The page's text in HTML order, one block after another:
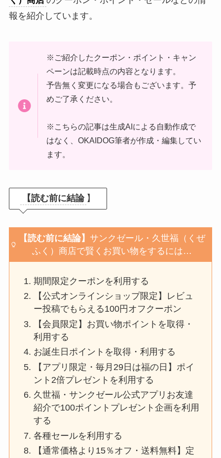
報を紹介しています。
※ご紹介したクーポン・ポイント・キャン
ペーンは記載時点の内容となります。
予告無く変更になる場合もございます。予
めご了承ください。
※こちらの記事は生成AIによる自動作成で
はなく、OKAIDOG筆者が作成・編集してい
ます。
【読む前に結論 】
【読む前に結論】サンクゼール・久世福（くぜ
ふく）商店で賢くお買い物をするには…
期間限定クーポンを利用する
【公式オンラインショップ限定】レビュ
ー投稿でもらえる100円オフクーポン
【会員限定】お買い物ポイントを取得・
利用する
お誕生日ポイントを取得・利用する
【アプリ限定・毎月29日は福の日】ポイ
ント2倍プレゼントを利用する
久世福・サンクゼール公式アプリお友達
紹介で100ポイントプレゼント企画を利用
する
各種セールを利用する
【通常価格より15％オフ・送料無料】定